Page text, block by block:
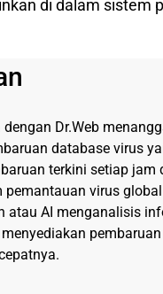
di dalam sistem
Dr.Web
database virus
terkini setiap jam
pemantauan virus
atau AI menganalisis